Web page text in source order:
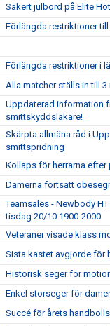
Säkert julbord på Elite
Förlängda restriktioner till
Förlängda restriktioner i
Alla matcher ställs in till 3
Uppdaterad information
smittskyddsläkare!
Skärpta allmäna råd i
smittspridning
Kollaps för herrarna efter
Damerna fortsatt
Teamsales - Newbody
tisdag 20/10 1900-2000
Veteraner visade klass
Sista kastet avgjorde för
Historisk seger för
Enkel storseger för
Succé för årets